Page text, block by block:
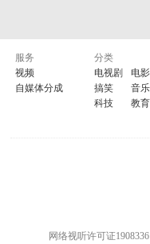
服务
视频
自媒体分成
分类
电视剧
电影
搞笑
音
科技
教育
网络视听许可证1908336